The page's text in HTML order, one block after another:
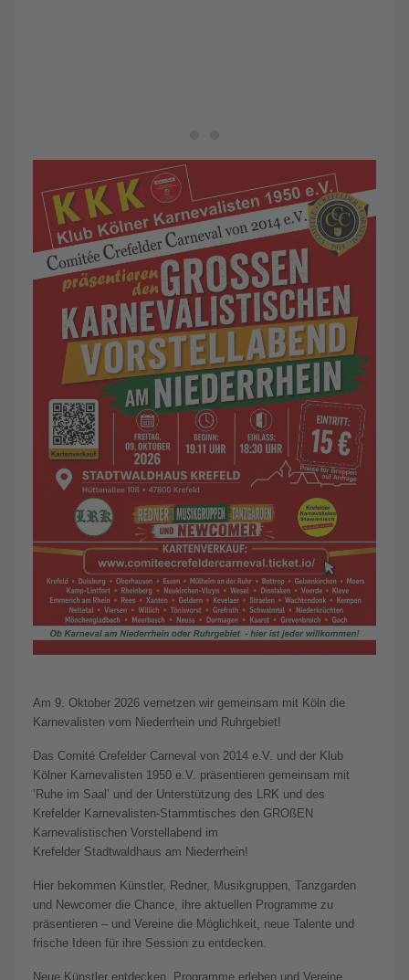
Am 9. Oktober 2026 vernetzen wir gemeinsam mit Köln die
Karnevalisten vom Niederrhein und Ruhrgebiet!
Das Comité Crefelder Carneval von 2014 e.V. und der Klub
Kölner Karnevalisten 1950 e.V. präsentieren gemeinsam mit
‘Ruhe im Saal’ und der Unterstützung des LRK und des
Krefelder Karnevalisten-Stammtisches den GROßEN
Karnevalistischen Vorstellabend im
Krefelder Stadtwaldhaus am Niederrhein!
Hier bekommen Künstler, Redner, Musikgruppen, Tanzgarden
und Newcomer die Chance, ihre aktuellen Programme zu
präsentieren – und Vereine die Möglichkeit, neue Talente und
frische Ideen für ihre Session zu entdecken.
Neue Künstler entdecken, Programme erleben und Vereine